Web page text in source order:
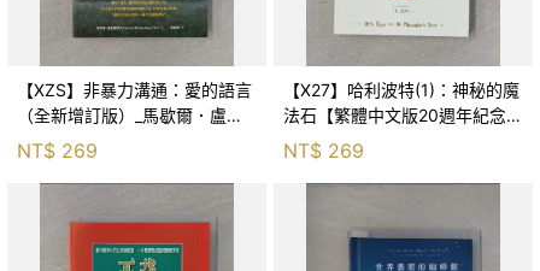
【XZS】非暴力溝通：愛的語言
（全新增訂版）_馬歇爾．盧森
堡, 蕭寶森
NT$ 269
【X27】哈利波特(1)：神秘的魔
法石【繁體中文版20週年紀念】
NT$ 269